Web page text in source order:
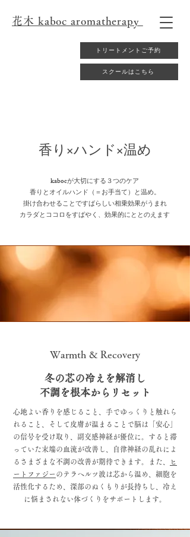
花木 kaboc aromatherapy
トリートメントご予約
スクールはこちら
​香り×ハンド×温め
kabocが大切にする３つのケア
香りとオイルハンド（＝お手当て）と温め。
掛け合わせることですばらしい相乗効果がうまれ
カラダとココロをすばやく、効果的にととのえます
Warmth & Recovery
冬の芯の冷えを解消し
不調を根本からリセット
心地よい香りを感じること、手でゆっくりと触れら
れること、そして皮膚が温まることで脳は「安心」
の信号を受け取り、副交感神経が優位に。すると滞
っていた末端の血流が改善し、自律神経の乱れによ
るさまざまな不調の改善が期待できます。また、
ヒ
ートファジー のテラヘルツ波は芯から温め、細胞を
活性化するため、深部のぬくもりが長持ちし、冷え
に悩まされない体づくりをサポートします。